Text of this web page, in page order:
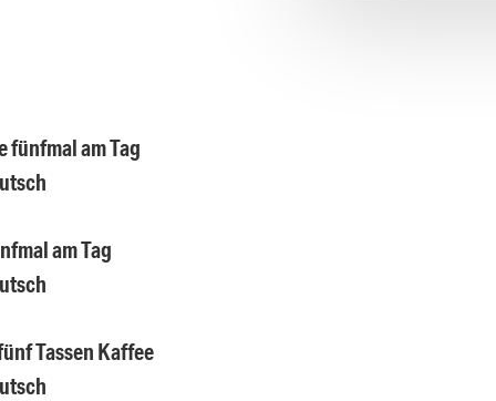
fünfmal am Tag
am Tag
Tassen Kaffee